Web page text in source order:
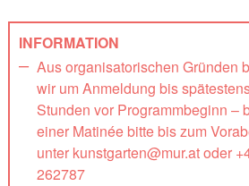
INFORMATION
Aus organisatorischen Gründen
wir um Anmeldung bis
Stunden vor Programmbeginn –
einer Matinée bitte bis zum
unter kunstgarten@mur.at oder
262787